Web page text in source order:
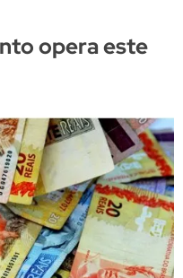
opera este